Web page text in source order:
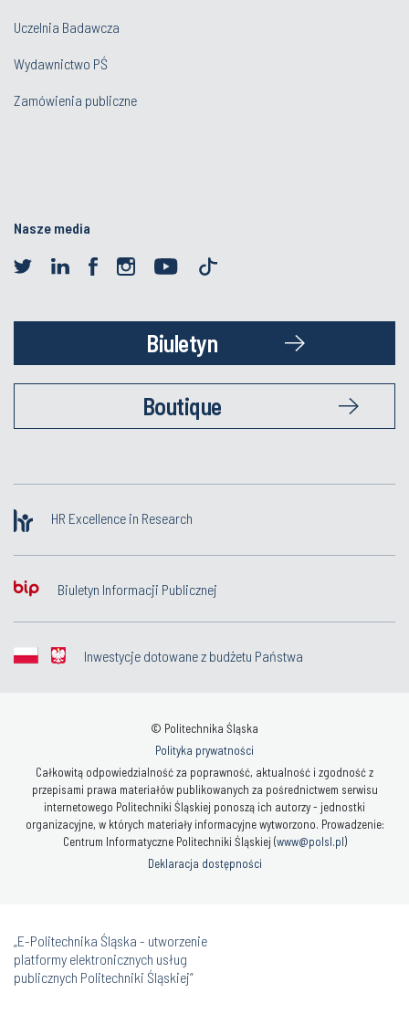
Uczelnia Badawcza
Wydawnictwo PŚ
Zamówienia publiczne
Nasze media
Biuletyn
Boutique
HR Excellence in Research
Biuletyn Informacji Publicznej
Inwestycje dotowane z budżetu Państwa
© Politechnika Śląska
Polityka prywatności
Całkowitą odpowiedzialność za poprawność, aktualność i zgodność z
przepisami prawa materiałów publikowanych za pośrednictwem serwisu
internetowego Politechniki Śląskiej ponoszą ich autorzy - jednostki
organizacyjne, w których materiały informacyjne wytworzono. Prowadzenie:
Centrum Informatyczne Politechniki Śląskiej (www@polsl.pl)
Deklaracja dostępności
„E-Politechnika Śląska - utworzenie
platformy elektronicznych usług
publicznych Politechniki Śląskiej”